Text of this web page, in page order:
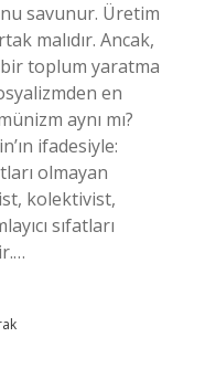
savunur. Üretim
malıdır. Ancak,
bir toplum yaratma
en
aynı mı?
ifadesiyle:
olmayan
kolektivist,
sıfatları